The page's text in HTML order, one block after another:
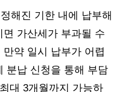
해진 기한 내에 납부해
가산세가 부과될 수
약 일시 납부가 어렵
분납 신청을 통해 부담
대 3개월까지 가능하